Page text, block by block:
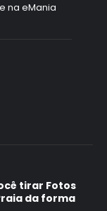
na eMania
tirar Fotos
da forma